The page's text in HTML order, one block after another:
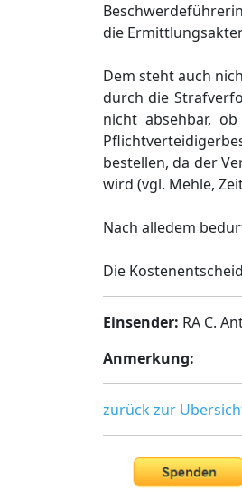
die
Dem steht auch
durch die
nicht absehbar,
bestellen, da der
wird (vgl. Mehle,
Nach alledem
Die
Einsender: RA C.
Anmerkung:
zurück zur